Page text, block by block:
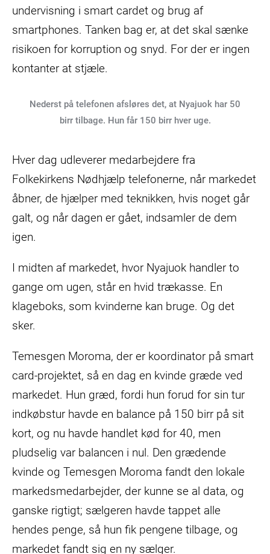
undervisning i smart cardet og brug af
smartphones. Tanken bag er, at det skal sænke
risikoen for korruption og snyd. For der er ingen
kontanter at stjæle.
Nederst på telefonen afsløres det, at Nyajuok har 50
birr tilbage. Hun får 150 birr hver uge.
Hver dag udleverer medarbejdere fra
Folkekirkens Nødhjælp telefonerne, når markedet
åbner, de hjælper med teknikken, hvis noget går
galt, og når dagen er gået, indsamler de dem
igen.
I midten af markedet, hvor Nyajuok handler to
gange om ugen, står en hvid trækasse. En
klageboks, som kvinderne kan bruge. Og det
sker.
Temesgen Moroma, der er koordinator på smart
card-projektet, så en dag en kvinde græde ved
markedet. Hun græd, fordi hun forud for sin tur
indkøbstur havde en balance på 150 birr på sit
kort, og nu havde handlet kød for 40, men
pludselig var balancen i nul. Den grædende
kvinde og Temesgen Moroma fandt den lokale
markedsmedarbejder, der kunne se al data, og
ganske rigtigt; sælgeren havde tappet alle
hendes penge, så hun fik pengene tilbage, og
markedet fandt sig en ny sælger.